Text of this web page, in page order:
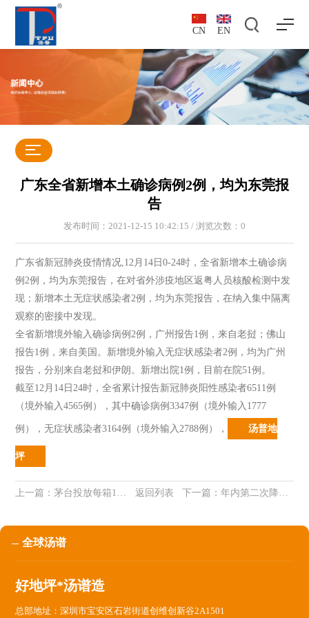
CN EN
广东全省新增本土确诊病例2例，均为东莞报
告
发布时间：2021-12-15 10:42:15 / 浏览次数： 0
广东省新冠肺炎疫情情况,12月14日0-24时，全省新增本土确诊病
例2例，均为东莞报告，在对省外涉疫地区返粤人员核酸检测中发
现；新增本土无症状感染者2例，均为东莞报告，在纳入集中隔离
观察的密接中发现。
全省新增境外输入确诊病例2例，广州报告1例，来自老挝；佛山
报告1例，来自美国。新增境外输入无症状感染者2例，均为广州
报告，分别来自老挝和伊朗。新增出院1例，目前在院51例。
截至12月14日24时，全省累计报告新冠肺炎阳性感染者6511例
（境外输入4565例），其中确诊病例3347例（境外输入1777
例），无症状感染者3164例（境外输入2788例） ， 汤普地
坪
上一篇：茅台投放每箱12瓶装飞天茅台 用于开箱零售播报文章 返回列表 下一篇：年内第二次降准今日落地，释放1.2万亿元利好谁？
全球汤谱
好地坪*汤谱造
总部地址：深圳市宝安区石岩街道创维创新谷2A1501